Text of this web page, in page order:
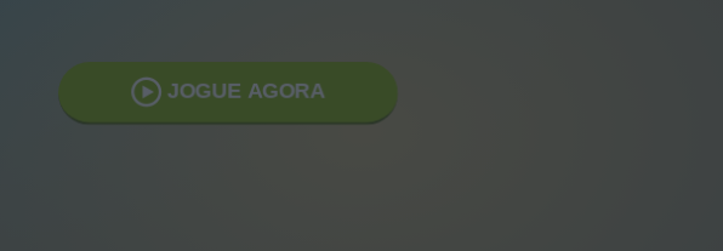
JOGUE AGORA